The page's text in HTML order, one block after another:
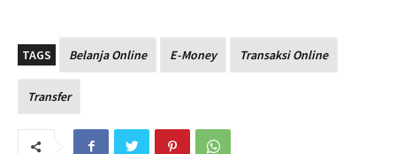
TAGS Belanja Online E-Money Transaksi Online
Transfer